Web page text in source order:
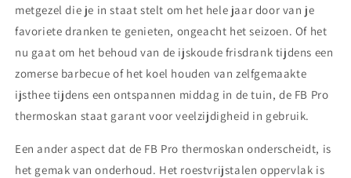
metgezel die je in staat stelt om het hele jaar door van je
favoriete dranken te genieten, ongeacht het seizoen. Of het
nu gaat om het behoud van de ijskoude frisdrank tijdens een
zomerse barbecue of het koel houden van zelfgemaakte
ijsthee tijdens een ontspannen middag in de tuin, de FB Pro
thermoskan staat garant voor veelzijdigheid in gebruik.
Een ander aspect dat de FB Pro thermoskan onderscheidt, is
het gemak van onderhoud. Het roestvrijstalen oppervlak is